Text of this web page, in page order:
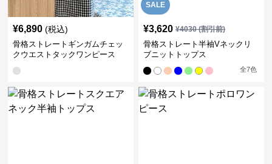
¥6,890 (税込)
骨格ストレートギンガムチェッ
クウエストタックワンピース
SALE
¥3,620 ¥4030(割引前)
骨格ストレート半袖Vネックリ
ブニットトップス
全7色